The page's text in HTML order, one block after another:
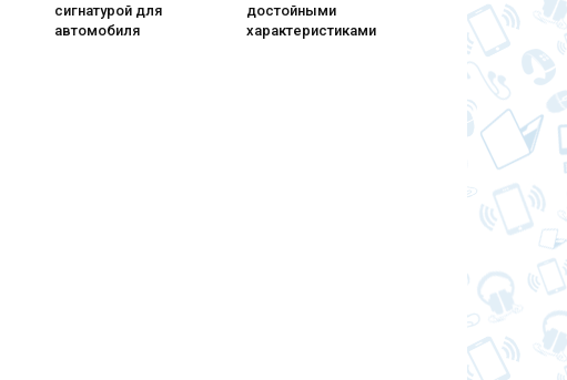
сигнатурой для
автомобиля
достойными
характеристиками